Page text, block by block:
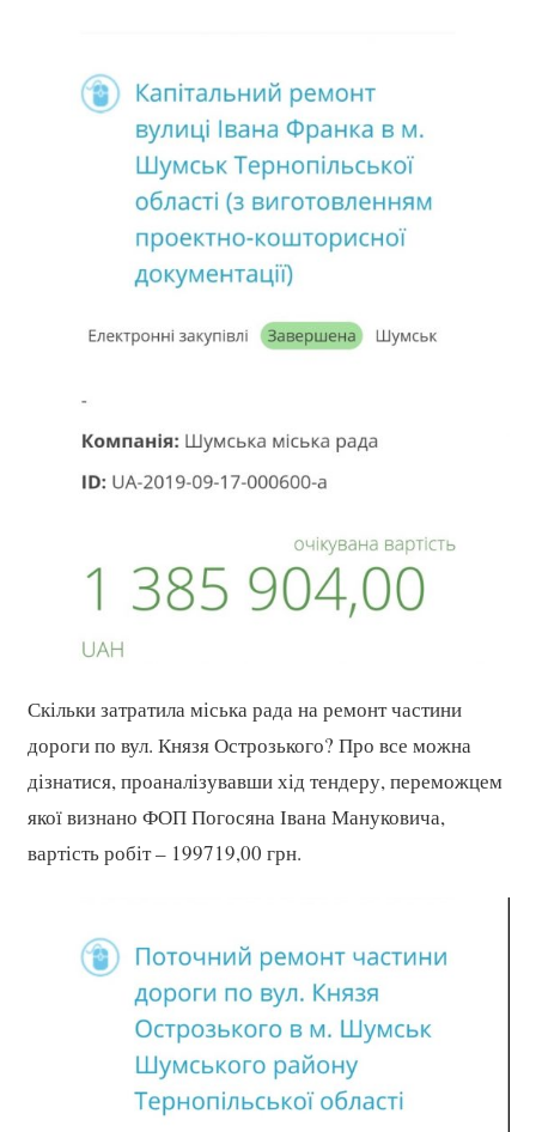
Скільки затратила міська рада на ремонт частини
дороги по вул. Князя Острозького? Про все можна
дізнатися, проаналізувавши хід тендеру, переможцем
якої визнано ФОП Погосяна Івана Мануковича,
вартість робіт – 199719,00 грн.